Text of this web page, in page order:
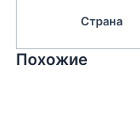
Страна
Похожие